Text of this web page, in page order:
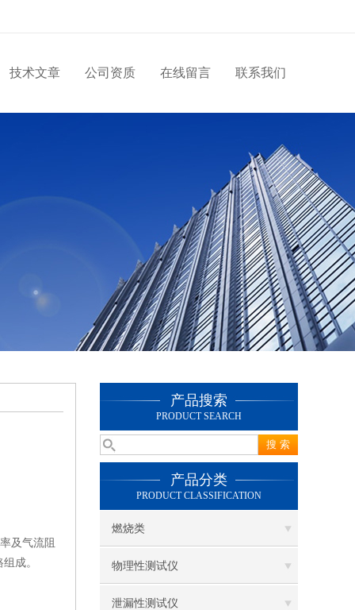
技术文章 公司资质 在线留言 联系我们
及气流阻
成。
产品搜索
PRODUCT SEARCH
产品分类
PRODUCT CLASSIFICATION
燃烧类
物理性测试仪
泄漏性测试仪